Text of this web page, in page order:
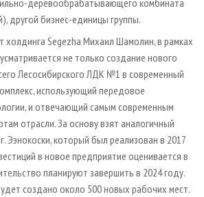
другой бизнес-единицы группы.
холдинга Segezha Михаил Шамолин, в рамках
не только создание нового
Лесосибирского ЛДК №1 в современный
использующий передовое
и отвечающий самым современным
отрасли. За основу взят аналогичный
Ээнокоски, который был реализован в 2017
в новое предприятие оценивается в
планируют завершить в 2024 году.
создано около 500 новых рабочих мест.